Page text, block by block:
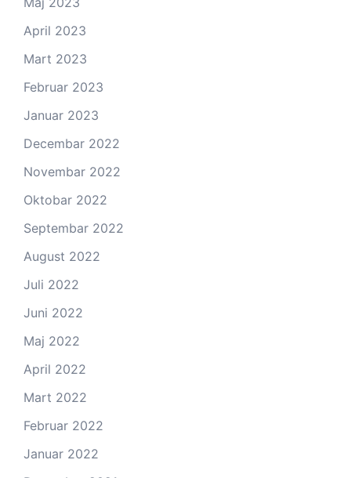
April 2023
Mart 2023
Februar 2023
Januar 2023
Decembar 2022
Novembar 2022
Oktobar 2022
Septembar 2022
August 2022
Juli 2022
Juni 2022
Maj 2022
April 2022
Mart 2022
Februar 2022
Januar 2022